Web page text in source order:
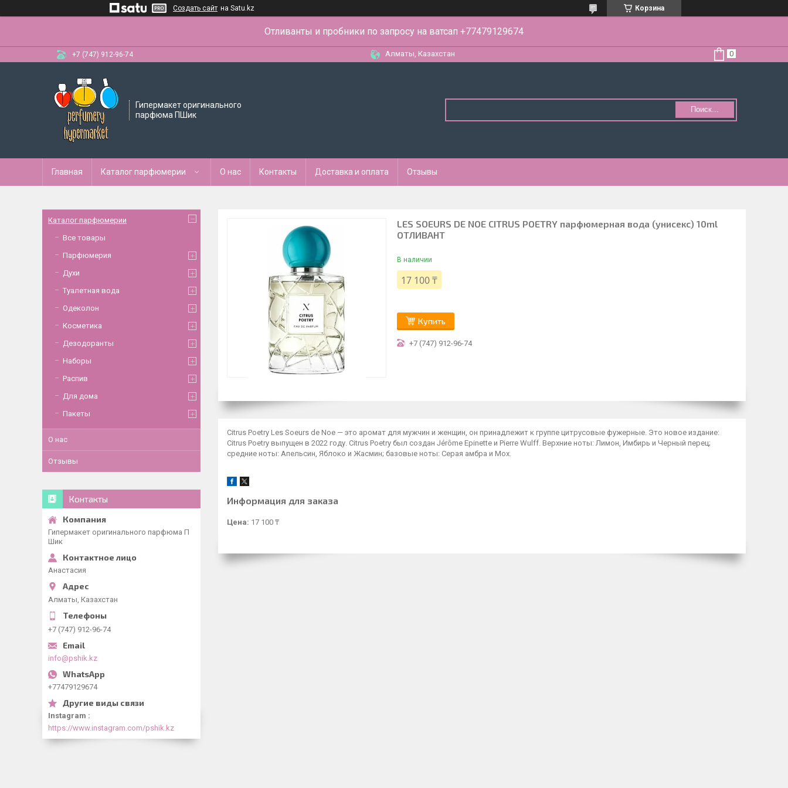
Создать сайт на Satu.kz Корзина
Отливанты и пробники по запросу на ватсап +77479129674
+7 (747) 912-96-74 Алматы, Казахстан
Гипермакет оригинального
парфюма ПШик
Поиск...
Главная Каталог парфюмерии О нас Контакты Доставка и оплата Отзывы
LES SOEURS DE NOE CITRUS POETRY парфюмерная вода (унисекс) 10ml
ОТЛИВАНТ
В наличии
17 100 ₸
Купить
+7 (747) 912-96-74
Citrus Poetry Les Soeurs de Noe — это аромат для мужчин и женщин, он принадлежит к группе цитрусовые фужерные. Это новое издание:
Citrus Poetry выпущен в 2022 году. Citrus Poetry был создан Jérôme Epinette и Pierre Wulff. Верхние ноты: Лимон, Имбирь и Черный перец;
средние ноты: Апельсин, Яблоко и Жасмин; базовые ноты: Серая амбра и Мох.
Информация для заказа
Цена: 17 100 ₸
Каталог парфюмерии
Все товары
Парфюмерия
Духи
Туалетная вода
Одеколон
Косметика
Дезодоранты
Наборы
Распив
Для дома
Пакеты
О нас
Отзывы
Контакты
Гипермакет оригинального парфюма П
Шик
Анастасия
Алматы, Казахстан
+7 (747) 912-96-74
info@pshik.kz
+77479129674
Instagram
https://www.instagram.com/pshik.kz